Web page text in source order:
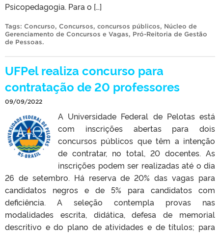
Psicopedagogia. Para o […]
Tags: Concurso, Concursos, concursos públicos, Núcleo de
Gerenciamento de Concursos e Vagas, Pró-Reitoria de Gestão
de Pessoas.
UFPel realiza concurso para
contratação de 20 professores
09/09/2022
A Universidade Federal de Pelotas está
com inscrições abertas para dois
concursos públicos que têm a intenção
de contratar, no total, 20 docentes. As
inscrições podem ser realizadas até o dia
26 de setembro. Há reserva de 20% das vagas para
candidatos negros e de 5% para candidatos com
deficiência. A seleção contempla provas nas
modalidades escrita, didática, defesa de memorial
descritivo e do plano de atividades e de títulos; para